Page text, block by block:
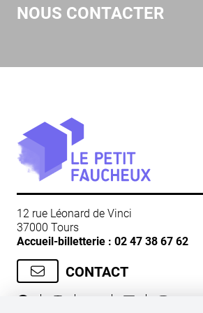
NOUS CONTACTER
12 rue Léonard de Vinci
37000 Tours
Accueil-billetterie : 02 47 38 67 62
CONTACT